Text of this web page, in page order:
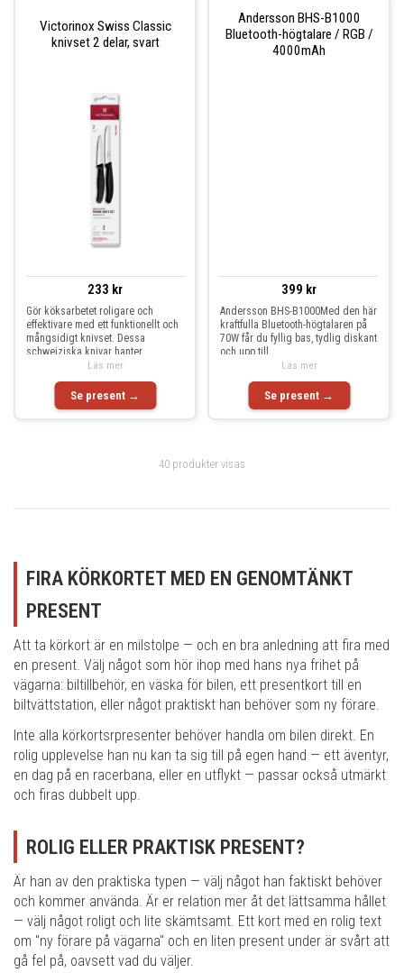
Victorinox Swiss Classic
knivset 2 delar, svart
233 kr
Gör köksarbetet roligare och
effektivare med ett funktionellt och
mångsidigt knivset. Dessa
schweiziska knivar hanter
Se present →
Läs mer
Andersson BHS-B1000
Bluetooth-högtalare / RGB /
4000mAh
399 kr
Andersson BHS-B1000Med den här
kraftfulla Bluetooth-högtalaren på
70W får du fyllig bas, tydlig diskant
och upp till
Se present →
Läs mer
40 produkter visas
FIRA KÖRKORTET MED EN GENOMTÄNKT
PRESENT
Att ta körkort är en milstolpe — och en bra anledning att fira med
en present. Välj något som hör ihop med hans nya frihet på
vägarna: biltillbehör, en väska för bilen, ett presentkort till en
biltvättstation, eller något praktiskt han behöver som ny förare.
Inte alla körkortsrpresenter behöver handla om bilen direkt. En
rolig upplevelse han nu kan ta sig till på egen hand — ett äventyr,
en dag på en racerbana, eller en utflykt — passar också utmärkt
och firas dubbelt upp.
ROLIG ELLER PRAKTISK PRESENT?
Är han av den praktiska typen — välj något han faktiskt behöver
och kommer använda. Är er relation mer åt det lättsamma hållet
— välj något roligt och lite skämtsamt. Ett kort med en rolig text
om "ny förare på vägarna" och en liten present under är svårt att
gå fel på, oavsett vad du väljer.